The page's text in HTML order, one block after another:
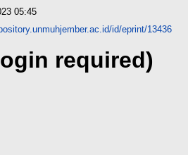
05:45
id/eprint/13436
required)